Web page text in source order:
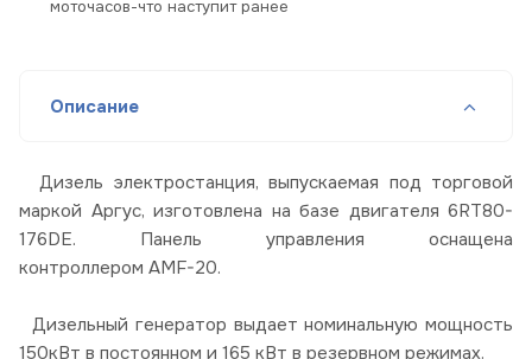
моточасов-что наступит ранее
Описание
Дизель электростанция, выпускаемая под торговой
маркой Аргус, изготовлена на базе двигателя 6RT80-
176DE. Панель управления оснащена
контроллером AMF-20.
Дизельный генератор выдает номинальную мощность
150кВт в постоянном и 165 кВт в резервном режимах.